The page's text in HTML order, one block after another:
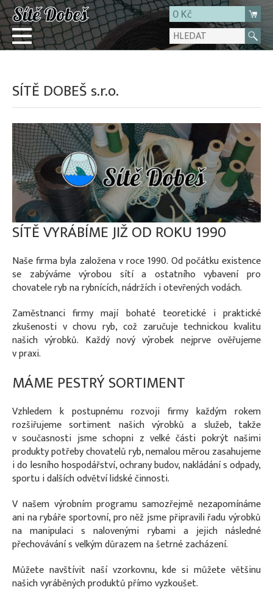
0 Kč
Přihlásit
Registrace
O firmě
Kontakt
SÍTĚ DOBEŠ s.r.o.
SÍTĚ VYRÁBÍME JIŽ OD ROKU 1990
Naše firma byla založena v roce 1990. Od počátku existence
se zabýváme výrobou sítí a ostatního vybavení pro
chovatele ryb na rybnících, nádržích i otevřených vodách.
Zaměstnanci firmy mají bohaté teoretické i praktické
zkušenosti v chovu ryb, což zaručuje technickou kvalitu
našich výrobků. Každý nový výrobek nejprve ověřujeme
v praxi.
MÁME PESTRÝ SORTIMENT
Vzhledem k postupnému rozvoji firmy každým rokem
rozšiřujeme sortiment našich výrobků a služeb, takže
v současnosti jsme schopni z velké části pokrýt našimi
produkty potřeby chovatelů ryb, nemalou měrou zasahujeme
i do lesního hospodářství, ochrany budov, nakládání s odpady,
sportu i dalších odvětví lidské činnosti.
V našem výrobním programu samozřejmě nezapomínáme
ani na rybáře sportovní, pro něž jsme připravili řadu výrobků
na manipulaci s nalovenými rybami a jejich následné
přechovávání s velkým důrazem na šetrné zacházení.
Můžete navštívit naší vzorkovnu, kde si můžete většinu
našich vyráběných produktů přímo vyzkoušet.